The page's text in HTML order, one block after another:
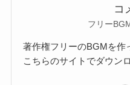
コ
フリー
著作権フリーのBGMを作
こちらのサイトでダウン